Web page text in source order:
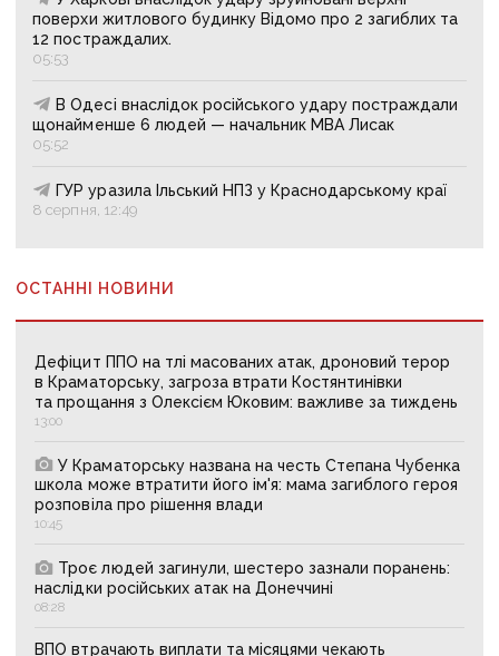
поверхи житлового будинку Відомо про 2 загиблих та
12 постраждалих.
05:53
В Одесі внаслідок російського удару постраждали
щонайменше 6 людей — начальник МВА Лисак
05:52
ГУР уразила Ільський НПЗ у Краснодарському краї
8 серпня, 12:49
ОСТАННІ НОВИНИ
Дефіцит ППО на тлі масованих атак, дроновий терор
в Краматорську, загроза втрати Костянтинівки
та прощання з Олексієм Юковим: важливе за тиждень
13:00
У Краматорську названа на честь Степана Чубенка
школа може втратити його ім'я: мама загиблого героя
розповіла про рішення влади
10:45
Троє людей загинули, шестеро зазнали поранень:
наслідки російських атак на Донеччині
08:28
ВПО втрачають виплати та місяцями чекають